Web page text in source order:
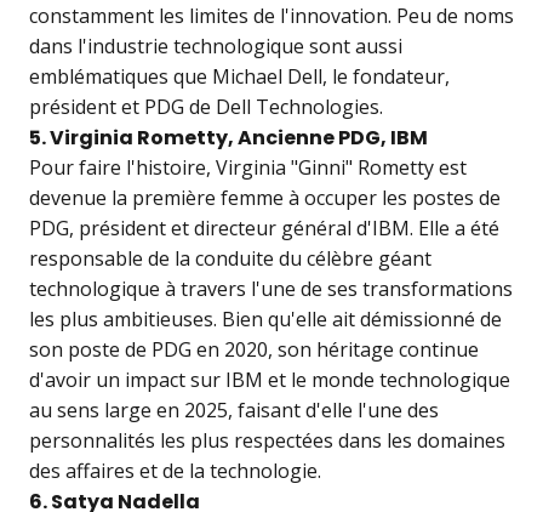
constamment les limites de l'innovation. Peu de noms
dans l'industrie technologique sont aussi
emblématiques que Michael Dell, le fondateur,
président et PDG de Dell Technologies.
5. Virginia Rometty, Ancienne PDG, IBM
Pour faire l'histoire, Virginia "Ginni" Rometty est
devenue la première femme à occuper les postes de
PDG, président et directeur général d'IBM. Elle a été
responsable de la conduite du célèbre géant
technologique à travers l'une de ses transformations
les plus ambitieuses. Bien qu'elle ait démissionné de
son poste de PDG en 2020, son héritage continue
d'avoir un impact sur IBM et le monde technologique
au sens large en 2025, faisant d'elle l'une des
personnalités les plus respectées dans les domaines
des affaires et de la technologie.
6. Satya Nadella